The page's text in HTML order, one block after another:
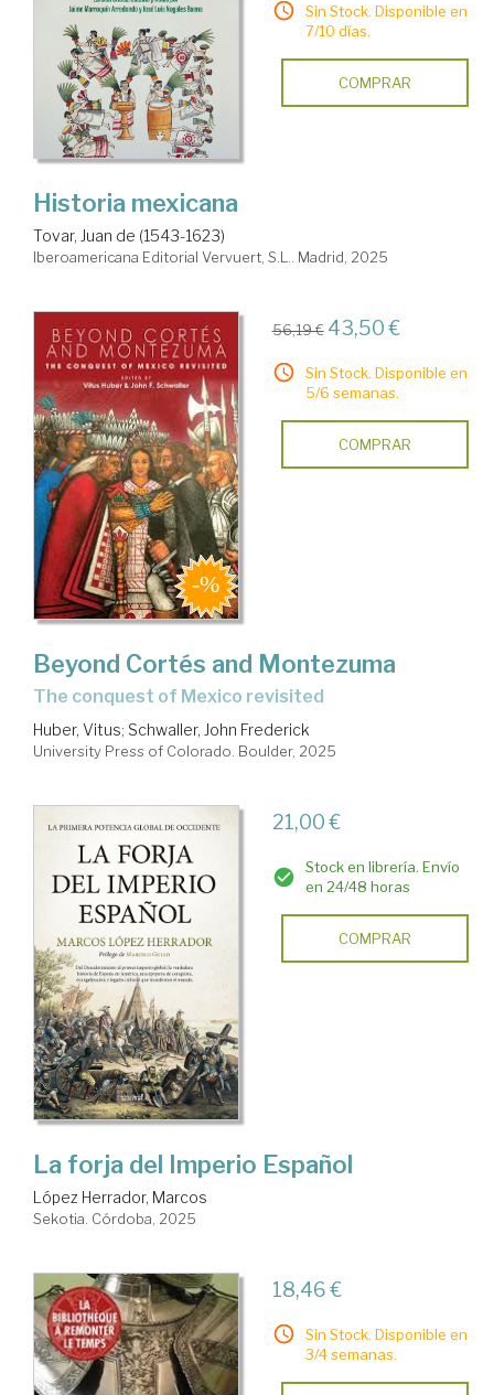
Sin Stock. Disponible en
7/10 días.
COMPRAR
Historia mexicana
Tovar, Juan de (1543-1623)
Iberoamericana Editorial Vervuert, S.L.. Madrid, 2025
56,19 € 43,50 €
Sin Stock. Disponible en
5/6 semanas.
COMPRAR
Beyond Cortés and Montezuma
the conquest of Mexico revisited
Huber, Vitus; Schwaller, John Frederick
University Press of Colorado. Boulder, 2025
21,00 €
Stock en librería. Envío
en 24/48 horas
COMPRAR
La forja del Imperio Español
López Herrador, Marcos
Sekotia. Córdoba, 2025
18,46 €
Sin Stock. Disponible en
3/4 semanas.